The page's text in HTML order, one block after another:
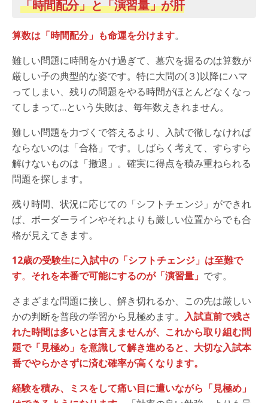
「時間配分」と「演習量」が肝
算数は「時間配分」も命運を分けます。
難しい問題に時間をかけ過ぎて、墓穴を掘るのは算数が
厳しい子の典型的な姿です。特に大問の(３)以降にハマ
ってしまい、残りの問題をやる時間がほとんどなくなっ
てしまって…という失敗は、毎年数えきれません。
難しい問題を力づくで答えるより、入試で徹しなければ
ならないのは「合格」です。しばらく考えて、すらすら
解けないものは「撤退」。確実に得点を積み重ねられる
問題を探します。
残り時間、状況に応じての「シフトチェンジ」ができれ
ば、ボーダーラインやそれよりも厳しい位置からでも合
格が見えてきます。
12歳の受験生に入試中の「シフトチェンジ」は至難で
す。 それを本番で可能にするのが「演習量」 です。
さまざまな問題に接し、解き切れるか、この先は厳しい
かの判断を普段の学習から見極めます。 入試直前で残さ
れた時間は多いとは言えませんが、これから取り組む問
題で「見極め」を意識して解き進めると、大切な入試本
番でやらかさずに済む確率が高くなります。
経験を積み、ミスをして痛い目に遭いながら「見極め」